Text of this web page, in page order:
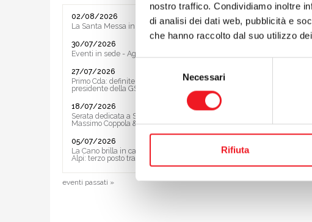
nostro traffico. Condividiamo inoltre
di analisi dei dati web, pubblicità e
che hanno raccolto dal suo utilizzo
consenso
Necessari
Rifiuta
02/08/2026
La Santa Messa in riva al lago
30/07/2026
Eventi in sede - Agosto 2026
27/07/2026
Primo Cda: definite le Vice ed il
presidente della GS
18/07/2026
Serata dedicata a Sting e ai Police con
Massimo Coppola & Band
05/07/2026
La Cano brilla in casa al Trofeo delle
Alpi: terzo posto tra le società
eventi passati »
successivo:non